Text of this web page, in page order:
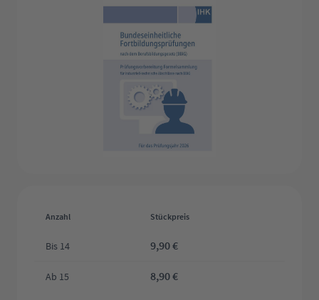
Anzahl Stückpreis
Bis 14 9,90 €
Ab 15 8,90 €